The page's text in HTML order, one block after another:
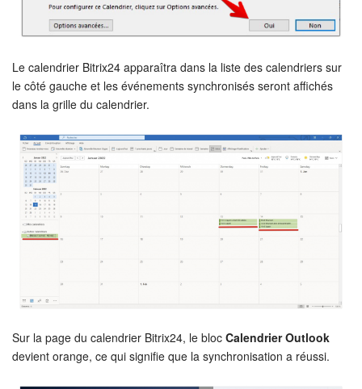
Questions générales
COMPTE GRATUIT
CONNEXION
Le calendrier Bitrix24 apparaîtra dans la liste des calendriers sur
le côté gauche et les événements synchronisés seront affichés
dans la grille du calendrier.
Sur la page du calendrier Bitrix24, le bloc Calendrier Outlook
devient orange, ce qui signifie que la synchronisation a réussi.